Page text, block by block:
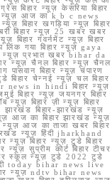
बिहार न्यूज़ केसरिया बिहार
न्यूज़ आज का k b c news
बिहार खगड़िया न्यूज़ बिहार
बिहार न्यूज़ 25 खबर खबर
बिहार गवर्नमेंट न्यूज़ बिहार
लिंक गया बिहार न्यूज़ gaya
न्यूज़ प्रभात खबर bihar da
न्यूज़ चैनल बिहार न्यूज़ चैनल
पासवान बिहार न्यूज़ चंपारण
बिहार चेन्नई न्यूज़ चल बिहार
news in hindi बिहार न्यूज़
बिहार न्यूज़ जयनगर बिहार
न्यूज़ बिहार ज़ी न्यूज़ बिहार
बिहार-झारखंड न्यूज़
आज का बिहार झारखंड न्यूज़
आज का ताजा खबर बिहार
न्यूज़ हिंदी jharkhand
बिहार न्यूज़ टुडे बिहार
न्यूज़ सुप्रीम कोर्ट बिहार टीचर
स्कूल न्यूज़ टुडे 2022 टुडे
today bihar news live
न्यूज़ ndtv bihar news